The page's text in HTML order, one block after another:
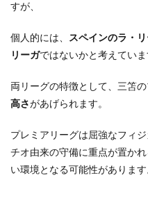
すが、
個人的には、 スペインのラ・
リーガではないかと考えていま
両リーグの特徴として、三笘
高さがあげられます。
プレミアリーグは屈強なフィ
チオ由来の守備に重点が置か
い環境となる可能性があります